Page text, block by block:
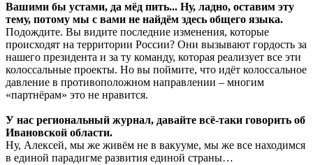
Вашими бы устами, да мёд пить... Ну, ладно, оставим эту
тему, потому мы с вами не найдём здесь общего языка.
Подождите. Вы видите последние изменения, которые
происходят на территории России? Они вызывают гордость за
нашего президента и за ту команду, которая реализует все эти
колоссальные проекты. Но вы поймите, что идёт колоссальное
давление в противоположном направлении – многим
«партнёрам» это не нравится.
У нас региональный журнал, давайте всё-таки говорить об
Ивановской области.
Ну, Алексей, мы же живём не в вакууме, мы же все находимся
в единой парадигме развития единой страны…